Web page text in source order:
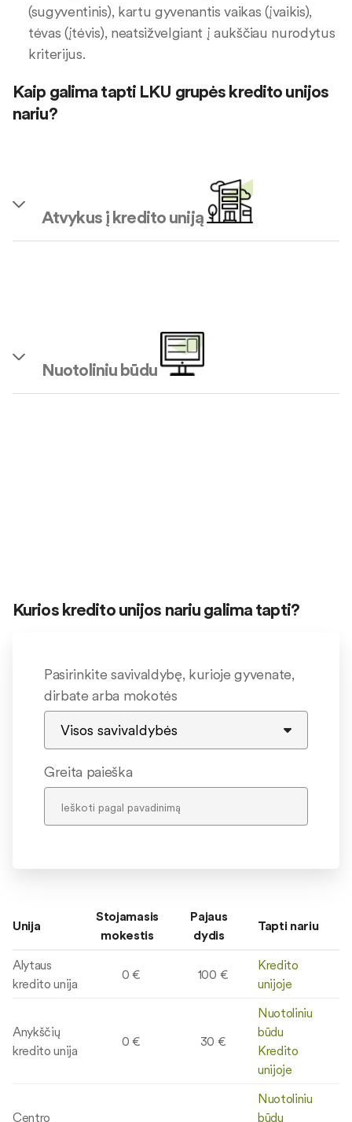
(sugyventinis), kartu gyvenantis vaikas (įvaikis),
tėvas (įtėvis), neatsižvelgiant į aukščiau nurodytus
kriterijus.
Kaip galima tapti LKU grupės kredito unijos
nariu?
Atvykus į kredito uniją
Nuotoliniu būdu
Kurios kredito unijos nariu galima tapti?
Pasirinkite savivaldybę, kurioje gyvenate,
dirbate arba mokotės
Greita paieška
Unija
Stojamasis
mokestis
Pajaus
dydis
Tapti nariu
Alytaus
kredito unija
0 € 100 €
Kredito
unijoje
Anykščių
kredito unija
0 € 30 €
Nuotoliniu
būdu
Kredito
unijoje
Centro
Nuotoliniu
būdu